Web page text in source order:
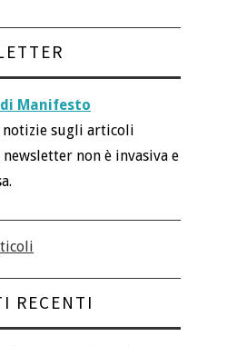
Manifesto
notizie sugli articoli
non è invasiva e
RECENTI